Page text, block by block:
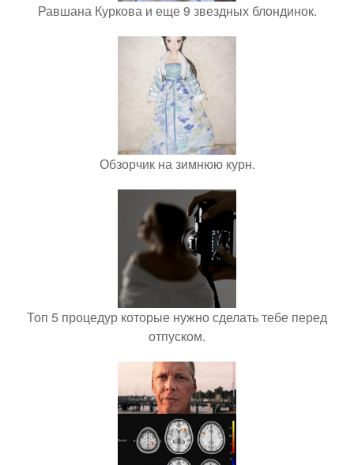
Равшана Куркова и еще 9 звездных блондинок.
Обзорчик на зимнюю курн.
Топ 5 процедур которые нужно сделать тебе перед
отпуском.